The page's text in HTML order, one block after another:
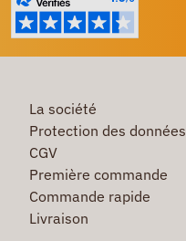
La société
Protection des données
CGV
Première commande
Commande rapide
Livraison